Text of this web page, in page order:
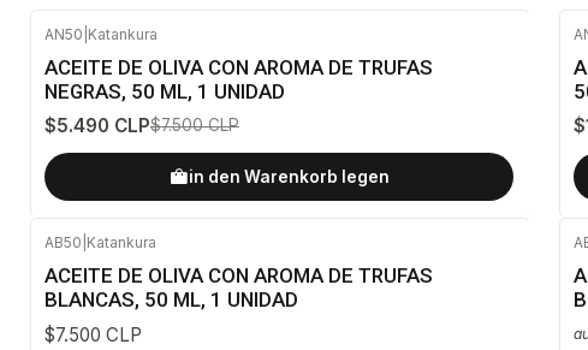
AN50 Katankura
ACEITE DE OLIVA CON AROMA DE TRUFAS
NEGRAS, 50 ML, 1 UNIDAD
$5.490 CLP$7.500 CLP
in den Warenkorb legen
AB50 Katankura
ACEITE DE OLIVA CON AROMA DE TRUFAS
BLANCAS, 50 ML, 1 UNIDAD
$7.500 CLP